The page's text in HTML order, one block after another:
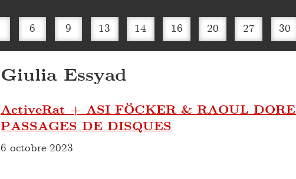
6 9 13 14 16 20 27 30
Giulia Essyad
ActiveRat + ASI FÖCKER & RAOUL
PASSAGES DE DISQUES
6 octobre 2023